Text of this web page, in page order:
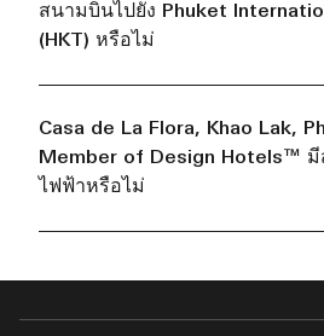
สนามบินไปยัง Phuket
(HKT) หรือไม่
Casa de La Flora, Khao Lak,
Member of Design Hotels™ มี
ไฟฟ้าหรือไม่